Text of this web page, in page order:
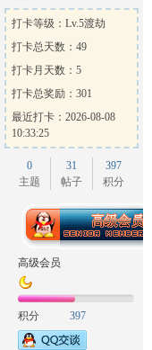
打卡等级：Lv.5渡劫
打卡总天数：49
打卡月天数：5
打卡总奖励：301
最近打卡：2026-08-08
10:33:25
0
主题
31
帖子
397
积分
高级会员
积分 397